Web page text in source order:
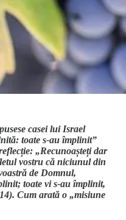
casei lui Israel
toate s-au împlinit”
„Recunoașteți dar
vostru că niciunul din
de Domnul,
toate vi s-au împlinit,
Cum arată o „misiune